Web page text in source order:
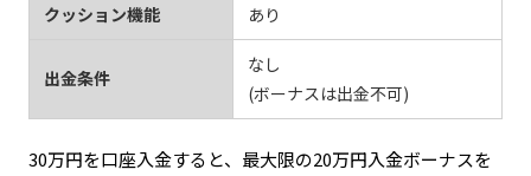
クッション機能 あり
出金条件
なし
(ボーナスは出金不可)
30万円を口座入金すると、最大限の20万円入金ボーナスを